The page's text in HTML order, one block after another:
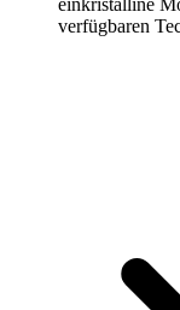
einkristalline
verfügbaren